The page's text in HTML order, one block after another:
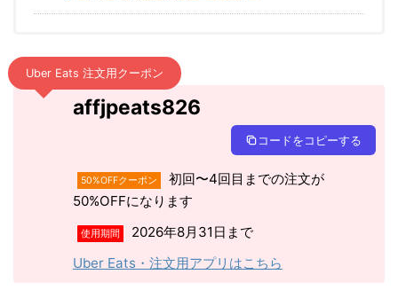
Uber Eats 注文用クーポン
affjpeats826
コードをコピーする
50%OFFクーポン
初回〜4回目までの注文が
50%OFFになります
使用期間
2026年8月31日まで
Uber Eats・注文用アプリはこちら